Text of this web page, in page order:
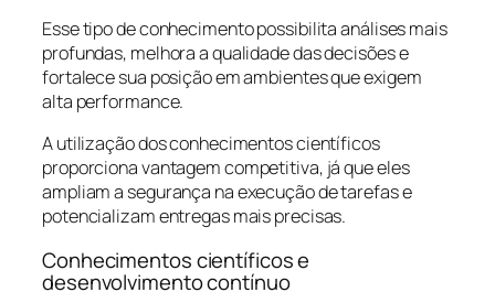
Esse tipo de conhecimento possibilita análises mais
profundas, melhora a qualidade das decisões e
fortalece sua posição em ambientes que exigem
alta performance.
A utilização dos conhecimentos científicos
proporciona vantagem competitiva, já que eles
ampliam a segurança na execução de tarefas e
potencializam entregas mais precisas.
Conhecimentos científicos e
desenvolvimento contínuo